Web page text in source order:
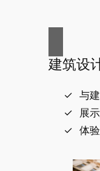
建筑设
与
展
体